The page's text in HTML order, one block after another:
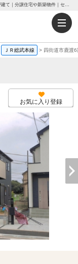
四街道市鹿渡6期4棟 3号棟 千葉県四街道市鹿渡｜3,990万円の新築一戸建て｜分譲住宅や新築物件｜センチュリー21東京建築工房
ＪＲ総武本線 > 四街道市鹿渡
お気に入り登録